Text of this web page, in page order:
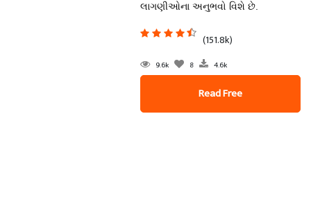
લાગણીઓના અનુભવો વિશે છે.
(151.8k)
9.6k 8 4.6k
Read Free